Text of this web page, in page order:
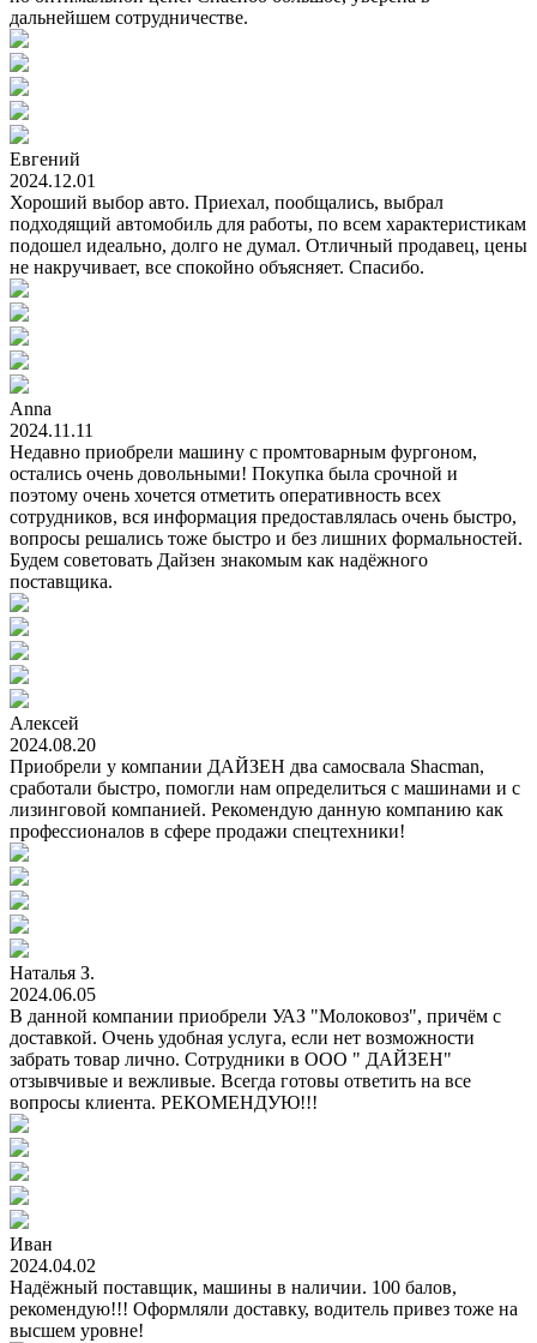
дальнейшем сотрудничестве.
Евгений
2024.12.01
Хороший выбор авто. Приехал, пообщались, выбрал
подходящий автомобиль для работы, по всем характеристикам
подошел идеально, долго не думал. Отличный продавец, цены
не накручивает, все спокойно объясняет. Спасибо.
Anna
2024.11.11
Недавно приобрели машину с промтоварным фургоном,
остались очень довольными! Покупка была срочной и
поэтому очень хочется отметить оперативность всех
сотрудников, вся информация предоставлялась очень быстро,
вопросы решались тоже быстро и без лишних формальностей.
Будем советовать Дайзен знакомым как надёжного
поставщика.
Алексей
2024.08.20
Приобрели у компании ДАЙЗЕН два самосвала Shacman,
сработали быстро, помогли нам определиться с машинами и с
лизинговой компанией. Рекомендую данную компанию как
профессионалов в сфере продажи спецтехники!
Наталья З.
2024.06.05
В данной компании приобрели УАЗ "Молоковоз", причём с
доставкой. Очень удобная услуга, если нет возможности
забрать товар лично. Сотрудники в ООО " ДАЙЗЕН"
отзывчивые и вежливые. Всегда готовы ответить на все
вопросы клиента. РЕКОМЕНДУЮ!!!
Иван
2024.04.02
Надёжный поставщик, машины в наличии. 100 балов,
рекомендую!!! Оформляли доставку, водитель привез тоже на
высшем уровне!